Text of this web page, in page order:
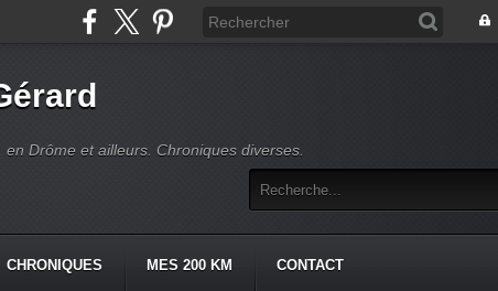
Drôme et ailleurs. Chroniques diverses.
CHRONIQUES MES 200 KM CONTACT